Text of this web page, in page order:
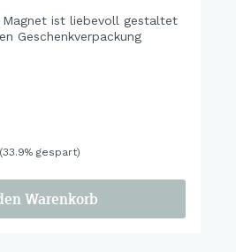
Magnet ist liebevoll gestaltet
Geschenkverpackung
(33.9% gespart)
Warenkorb